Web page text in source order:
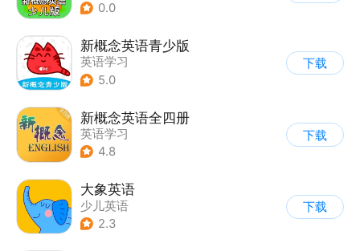
0.0
新概念英语青少版
英语学习
5.0
下载
新概念英语全四册
英语学习
4.8
下载
大象英语
少儿英语
2.3
下载